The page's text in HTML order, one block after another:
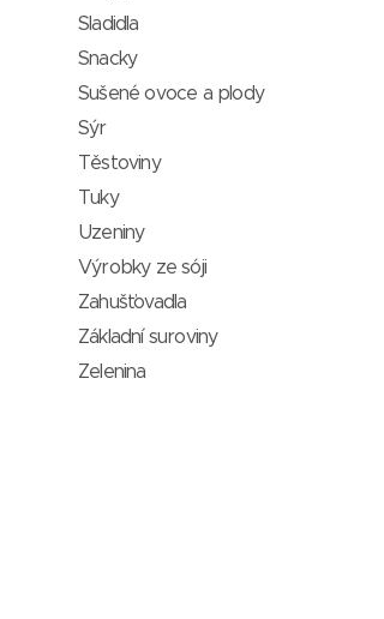
Sladidla
Snacky
Sušené ovoce a plody
Sýr
Těstoviny
Tuky
Uzeniny
Výrobky ze sóji
Zahušťovadla
Základní suroviny
Zelenina